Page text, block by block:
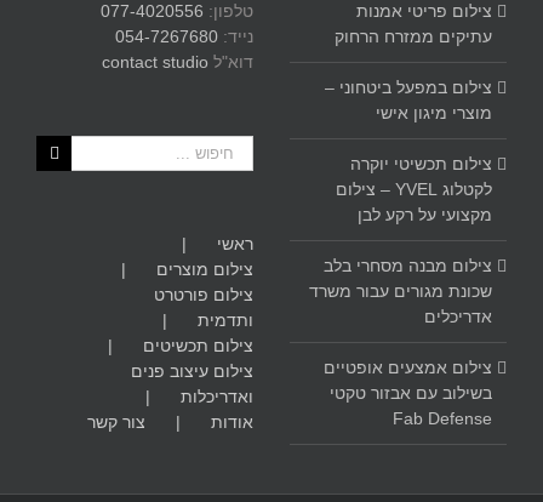
צילום פריטי אמנות
עתיקים ממזרח הרחוק
צילום במפעל ביטחוני –
מוצרי מיגון אישי
צילום תכשיטי יוקרה
לקטלוג YVEL – צילום
מקצועי על רקע לבן
צילום מבנה מסחרי בלב
שכונת מגורים עבור משרד
אדריכלים
צילום אמצעים אופטיים
בשילוב עם אבזור טקטי
Fab Defense
טלפון: 077-4020556
נייד: 054-7267680
דוא"ל contact studio
חיפוש...
ראשי
צילום מוצרים
צילום פורטרט
ותדמית
צילום תכשיטים
צילום עיצוב פנים
ואדריכלות
אודות
צור קשר